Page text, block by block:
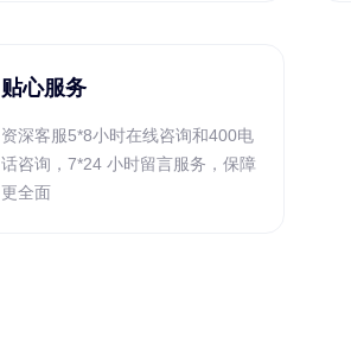
贴心服务
资深客服5*8小时在线咨询和400电
话咨询，7*24 小时留言服务，保障
更全面